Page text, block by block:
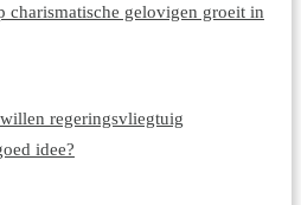
charismatische gelovigen groeit in
regeringsvliegtuig
idee?